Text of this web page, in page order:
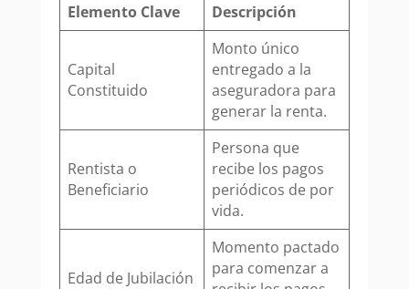
Elemento Clave Descripción
Capital
Constituido
Monto único
entregado a la
aseguradora para
generar la renta.
Rentista o
Beneficiario
Persona que
recibe los pagos
periódicos de por
vida.
Edad de Jubilación
Momento pactado
para comenzar a